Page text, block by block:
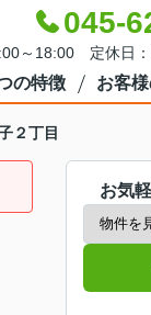
045-
～18:00 定休日：
の特徴 お客
２丁目
お気